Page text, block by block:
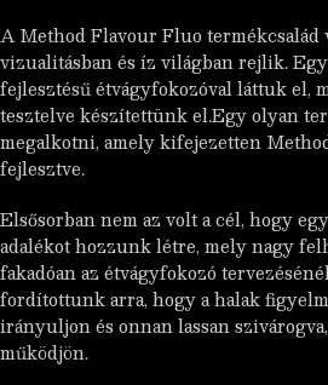
A Method Flavour Fluo termékcsalád
vizualitásban és íz világban rejlik.
fejlesztésű étvágyfokozóval láttuk el,
tesztelve készítettünk el.Egy olyan
megalkotni, amely kifejezetten
fejlesztve.
Elsősorban nem az volt a cél, hogy
adalékot hozzunk létre, mely nagy
fakadóan az étvágyfokozó
fordítottunk arra, hogy a halak
irányuljon és onnan lassan
működjön.